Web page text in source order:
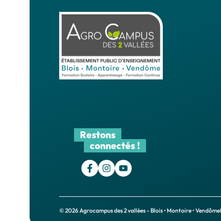
Restons
connectés !
© 2026 Agrocampus des 2 vallées - Blois • Montoire • Vendôme